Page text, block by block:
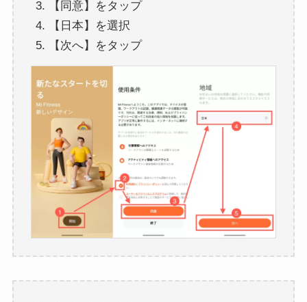
【同意】をタップ
【日本】を選択
【次へ】をタップ